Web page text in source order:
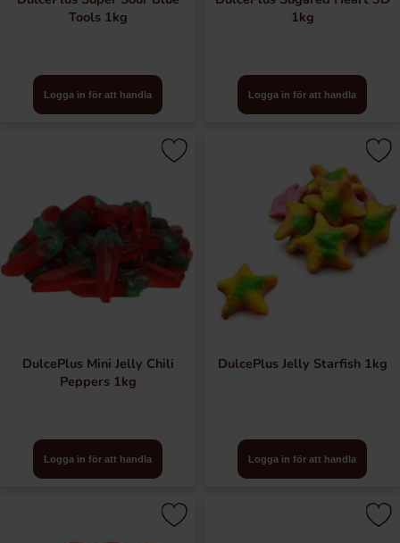
Tools 1kg
Logga in för att handla
1kg
Logga in för att handla
DulcePlus Mini Jelly Chili
Peppers 1kg
Logga in för att handla
DulcePlus Jelly Starfish 1kg
Logga in för att handla